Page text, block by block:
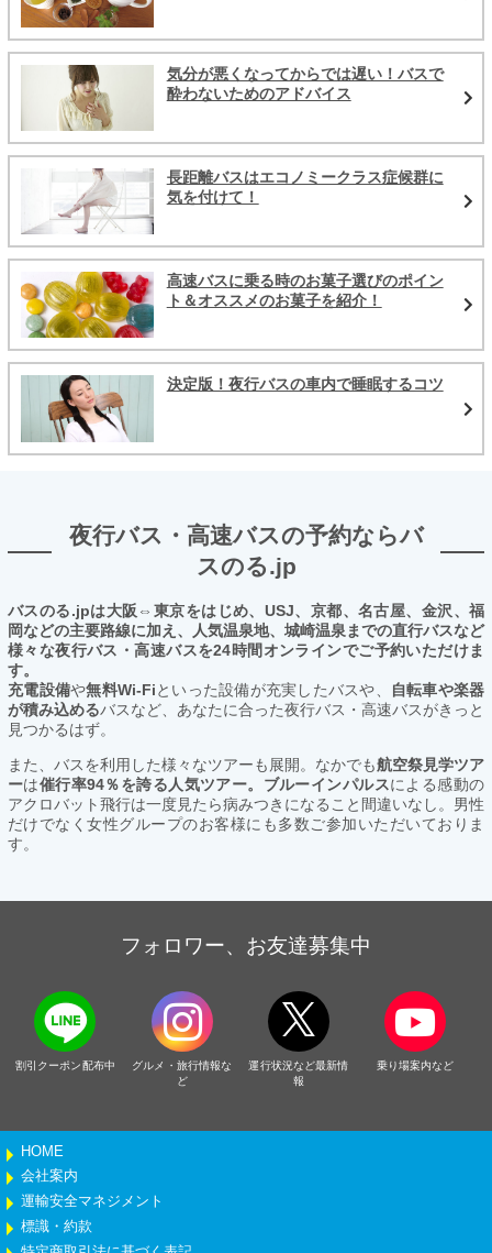
気分が悪くなってからでは遅い！バスで
酔わないためのアドバイス
長距離バスはエコノミークラス症候群に
気を付けて！
高速バスに乗る時のお菓子選びのポイン
ト＆オススメのお菓子を紹介！
決定版！夜行バスの車内で睡眠するコツ
夜行バス・高速バスの予約ならバ
スのる.jp
バスのる.jpは大阪⇔東京をはじめ、USJ、京都、名古屋、金沢、福
岡などの主要路線に加え、人気温泉地、城崎温泉までの直行バスなど
様々な夜行バス・高速バスを24時間オンラインでご予約いただけま
す。
充電設備や無料Wi-Fiといった設備が充実したバスや、
自転車や楽器
が積み込めるバスなど、あなたに合った夜行バス・高速バスがきっと
見つかるはず。
また、バスを利用した様々なツアーも展開。なかでも航空祭見学ツア
ーは催行率94％を誇る人気ツアー。ブルーインパルスによる感動の
アクロバット飛行は一度見たら病みつきになること間違いなし。男性
だけでなく女性グループのお客様にも多数ご参加いただいておりま
す。
フォロワー、お友達募集中
割引クーポン配布中
グルメ・旅行情報な
ど
運行状況など最新情
報
乗り場案内など
HOME
会社案内
運輸安全マネジメント
標識・約款